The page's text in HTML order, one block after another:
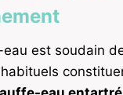
est soudain